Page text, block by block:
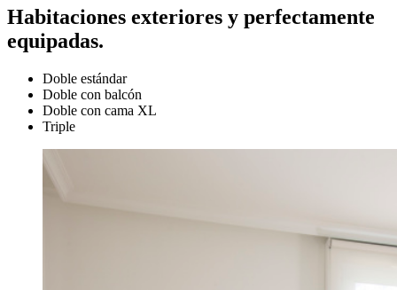
Habitaciones exteriores y perfectamente
equipadas.
Doble estándar
Doble con balcón
Doble con cama XL
Triple